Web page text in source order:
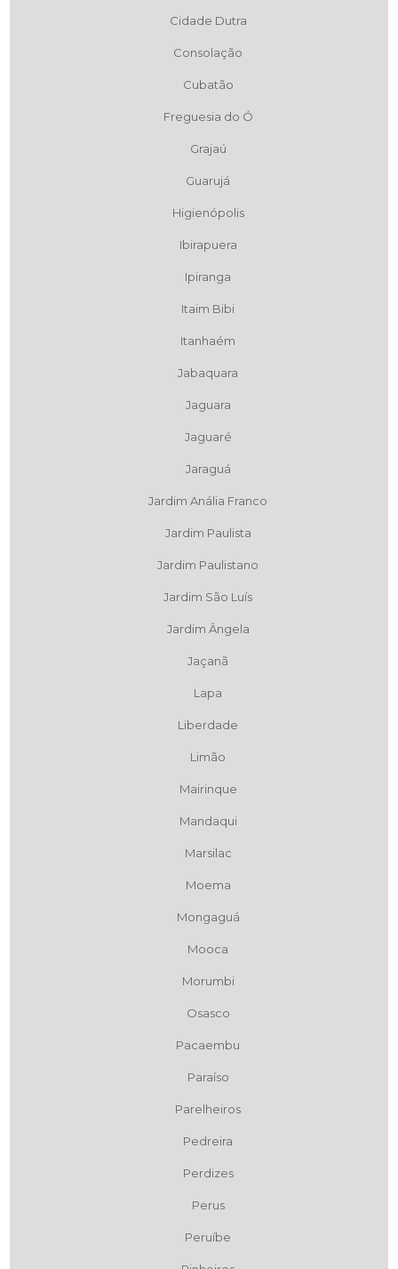
Cidade Dutra
Consolação
Cubatão
Freguesia do Ó
Grajaú
Guarujá
Higienópolis
Ibirapuera
Ipiranga
Itaim Bibi
Itanhaém
Jabaquara
Jaguara
Jaguaré
Jaraguá
Jardim Anália Franco
Jardim Paulista
Jardim Paulistano
Jardim São Luís
Jardim Ângela
Jaçanã
Lapa
Liberdade
Limão
Mairinque
Mandaqui
Marsilac
Moema
Mongaguá
Mooca
Morumbi
Osasco
Pacaembu
Paraíso
Parelheiros
Pedreira
Perdizes
Perus
Peruíbe